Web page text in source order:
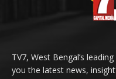
TV7, West Bengal’s
you the latest news,